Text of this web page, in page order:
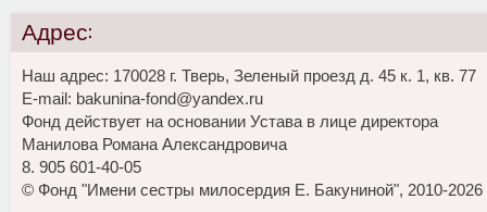
Адрес:
Наш адрес: 170028 г. Тверь, Зеленый проезд д. 45 к. 1, кв. 77
E-mail: bakunina-fond@yandex.ru
Фонд действует на основании Устава в лице директора
Манилова Романа Александровича
8. 905 601-40-05
© Фонд "Имени сестры милосердия Е. Бакуниной", 2010-2026